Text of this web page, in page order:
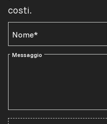
costi.
Nome*
Messaggio